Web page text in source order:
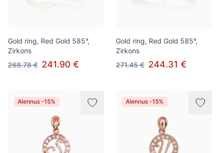
Gold ring, Red Gold 585°,
Zirkons
268.78 € 241.90 €
Gold ring, Red Gold 585°,
Zirkons
271.45 € 244.31 €
Alennus -15% Alennus -15%